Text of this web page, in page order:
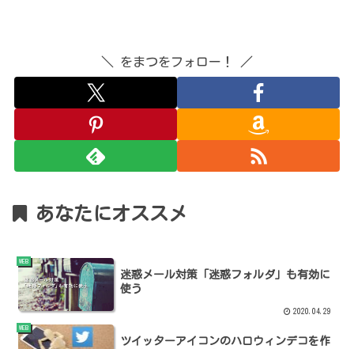
＼ をまつをフォロー！ ／
あなたにオススメ
WEB
迷惑メール対策「迷惑フォルダ」も有効に
使う
2020.04.29
WEB
ツイッターアイコンのハロウィンデコを作